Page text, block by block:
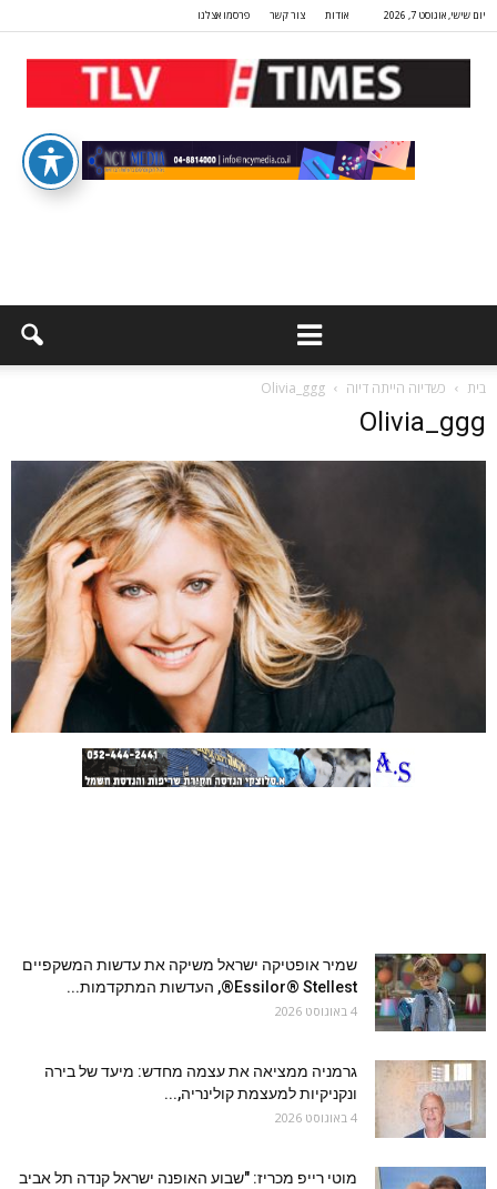
יום שישי, אוגוסט 7, 2026 אודות צור קשר פרסמו אצלנו
בית כשדיוה הייתה דיוה Olivia_ggg
Olivia_ggg
שמיר אופטיקה ישראל משיקה את עדשות המשקפיים
Essilor® Stellest®, העדשות המתקדמות...
4 באוגוסט 2026
גרמניה ממציאה את עצמה מחדש: מיעד של בירה
ונקניקיות למעצמת קולינריה,...
4 באוגוסט 2026
מוטי רייפ מכריז: "שבוע האופנה ישראל קנדה תל אביב